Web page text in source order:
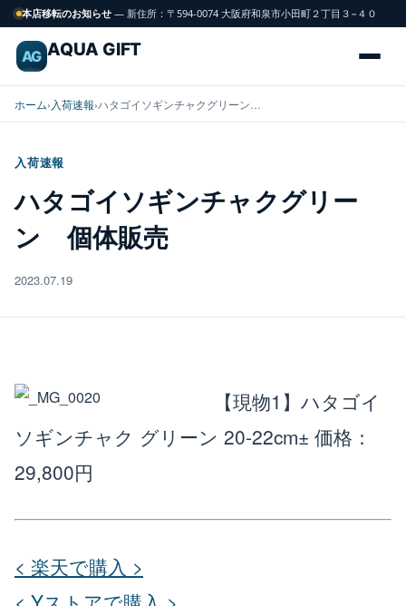
本店移転のお知らせ — 新住所：〒594-0074 大阪府和泉市小田町２丁目３−４０
AG AQUA GIFT
水
魚
FISH
水槽TANK
R 楽天店で購入
ホーム› 入荷速報›ハタゴイソギンチャクグリーン…
入荷速報
ハタゴイソギンチャクグリー
ン 個体販売
2023.07.19
【現物1】ハタゴイ
ソギンチャク グリーン 20-22cm± 価格：
29,800円
< 楽天で購入 >